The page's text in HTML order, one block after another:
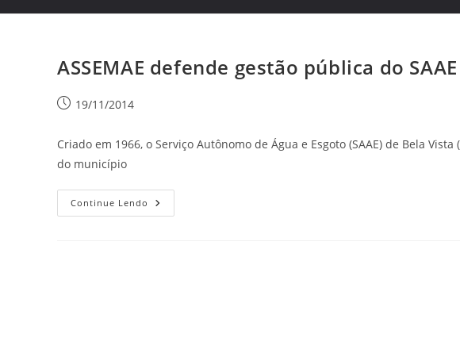
ASSEMAE defende gestão pública do
19/11/2014
Criado em 1966, o Serviço Autônomo de Água e Esgoto (SAAE) de Bela
do município
Continue Lendo